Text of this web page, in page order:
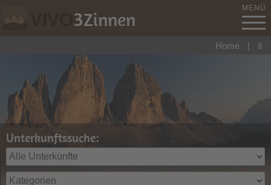
3Zinnen MENÜ
Unterkunftssuche:
Home | it